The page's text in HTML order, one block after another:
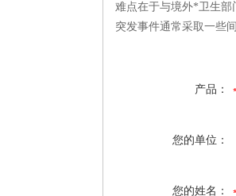
难点在于与境外*卫生部
突发事件通常采取一些
产品：
您的单位：
您的姓名：